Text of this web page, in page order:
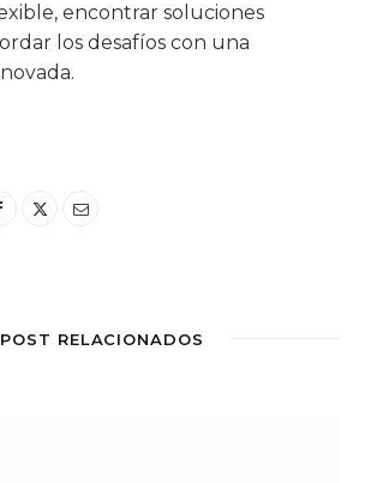
encontrar soluciones
los desafíos con una
POST RELACIONADOS